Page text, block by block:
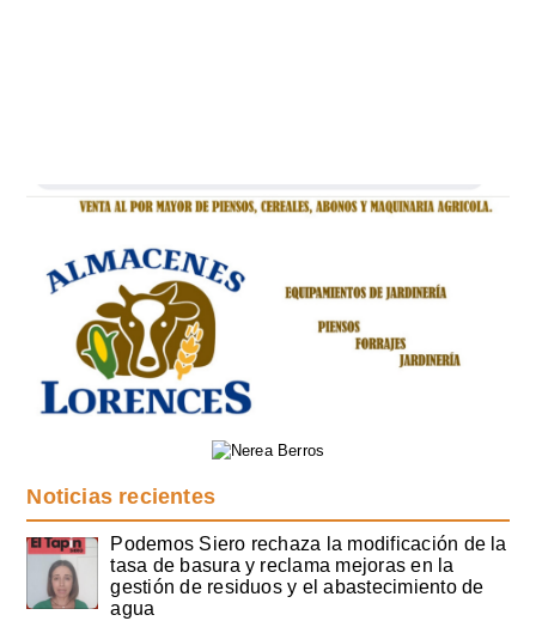
Noticias recientes
Podemos Siero rechaza la modificación de la
tasa de basura y reclama mejoras en la
gestión de residuos y el abastecimiento de
agua